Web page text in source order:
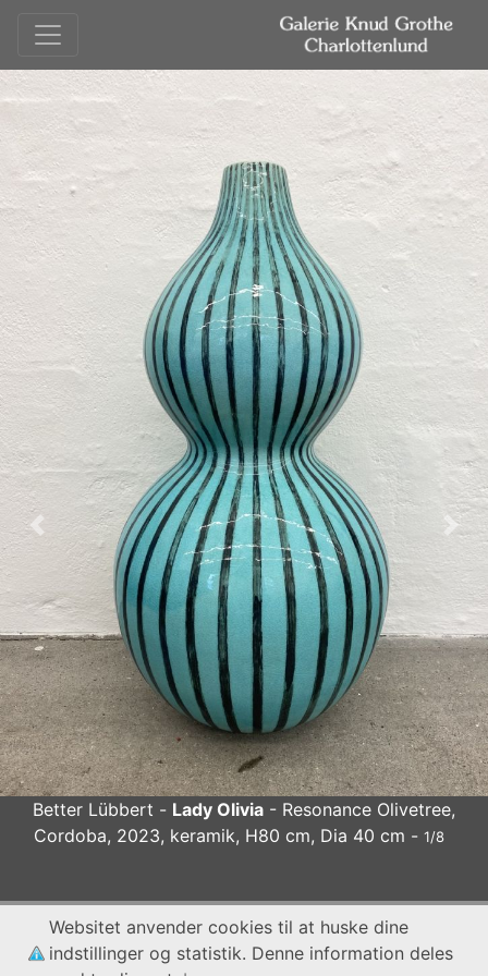
Better Lübbert - Lady Olivia - Resonance Olivetree,
Cordoba, 2023, keramik, H80 cm, Dia 40 cm - 1/8
Better Lübbert Lady Olivia- Resonance Olivetree, Cordoba,
2023, keramik, H80 cm, Dia 40 cmx
Forrige
Websitet anvender cookies til at huske dine
indstillinger og statistik. Denne information deles